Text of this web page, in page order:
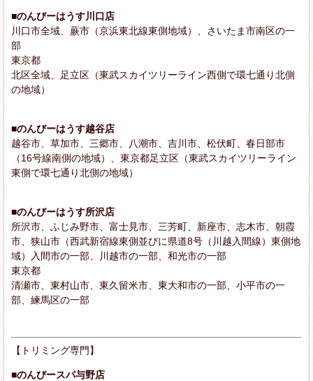
■のんびーはうす川口店
川口市全域、蕨市（京浜東北線東側地域）、さいたま市南区の一
部
東京都
北区全域、足立区（東武スカイツリーライン西側で環七通り北側
の地域）
■のんびーはうす越谷店
越谷市、草加市、三郷市、八潮市、吉川市、松伏町、春日部市
（16号線南側の地域）、東京都足立区（東武スカイツリーライン
東側で環七通り北側の地域）
■のんびーはうす所沢店
所沢市、ふじみ野市、富士見市、三芳町、新座市、志木市、朝霞
市、狭山市（西武新宿線東側並びに県道8号（川越入間線）東側地
域）入間市の一部、川越市の一部、和光市の一部
東京都
清瀬市、東村山市、東久留米市、東大和市の一部、小平市の一
部、練馬区の一部
【トリミング専門】
■のんびースパ与野店